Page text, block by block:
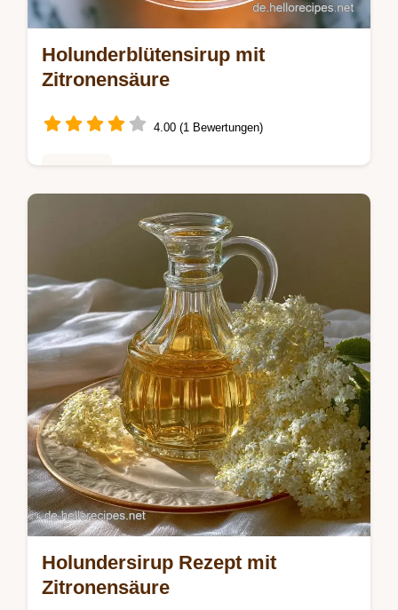
Holunderblütensirup mit
Zitronensäure
4.00 (1 Bewertungen)
Holunderblütensirup selbst machen: Dieses
Holunderblütensirup Rezept nutzt
Zitronensäure für lange Haltbarkeit.
Inklusive Budget-Tabelle. Jetzt einkochen!
Holundersirup Rezept mit
Zitronensäure